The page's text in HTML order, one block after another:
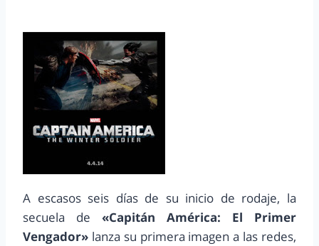
A escasos seis días de su inicio de rodaje, la
secuela de «Capitán América: El Primer
Vengador» lanza su primera imagen a las redes,